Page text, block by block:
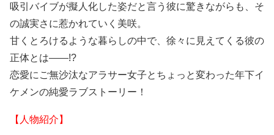
吸引バイブが擬人化した姿だと言う彼に驚きながらも、そ
の誠実さに惹かれていく美咲。
甘くとろけるような暮らしの中で、徐々に見えてくる彼の
正体とは――!?
恋愛にご無沙汰なアラサー女子とちょっと変わった年下イ
ケメンの純愛ラブストーリー！
【人物紹介】